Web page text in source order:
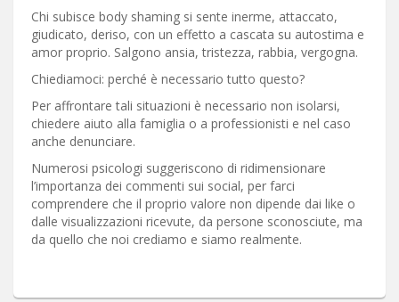
Chi subisce body shaming si sente inerme, attaccato,
giudicato, deriso, con un effetto a cascata su autostima e
amor proprio. Salgono ansia, tristezza, rabbia, vergogna.
Chiediamoci: perché è necessario tutto questo?
Per affrontare tali situazioni è necessario non isolarsi,
chiedere aiuto alla famiglia o a professionisti e nel caso
anche denunciare.
Numerosi psicologi suggeriscono di ridimensionare
l’importanza dei commenti sui social, per farci
comprendere che il proprio valore non dipende dai like o
dalle visualizzazioni ricevute, da persone sconosciute, ma
da quello che noi crediamo e siamo realmente.